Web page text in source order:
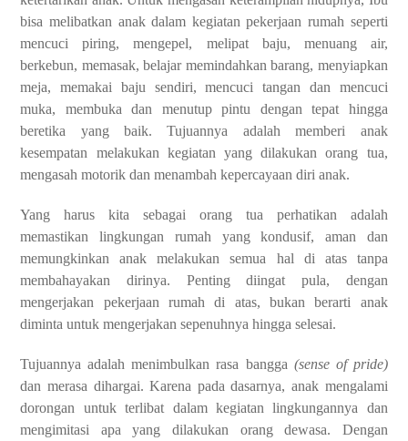
bisa melibatkan anak dalam kegiatan pekerjaan rumah seperti
mencuci piring, mengepel, melipat baju, menuang air,
berkebun, memasak, belajar memindahkan barang, menyiapkan
meja, memakai baju sendiri, mencuci tangan dan mencuci
muka, membuka dan menutup pintu dengan tepat hingga
beretika yang baik. Tujuannya adalah memberi anak
kesempatan melakukan kegiatan yang dilakukan orang tua,
mengasah motorik dan menambah kepercayaan diri anak.
Yang harus kita sebagai orang tua perhatikan adalah
memastikan lingkungan rumah yang kondusif, aman dan
memungkinkan anak melakukan semua hal di atas tanpa
membahayakan dirinya. Penting diingat pula, dengan
mengerjakan pekerjaan rumah di atas, bukan berarti anak
diminta untuk mengerjakan sepenuhnya hingga selesai.
Tujuannya adalah menimbulkan rasa bangga (sense of pride)
dan merasa dihargai. Karena pada dasarnya, anak mengalami
dorongan untuk terlibat dalam kegiatan lingkungannya dan
mengimitasi apa yang dilakukan orang dewasa. Dengan